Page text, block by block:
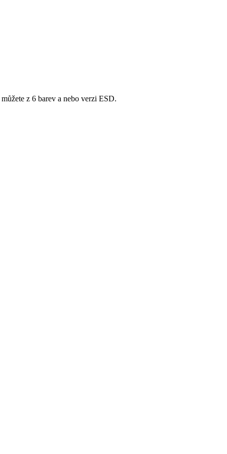
z 6 barev a nebo verzi ESD.